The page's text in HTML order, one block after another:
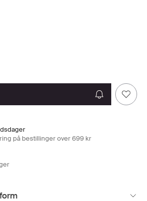
på bestillinger over 699 kr